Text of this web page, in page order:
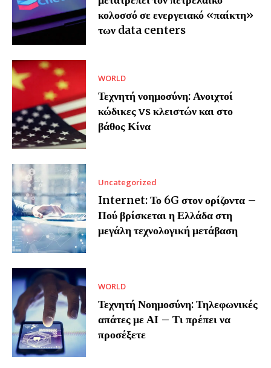
κολοσσό σε ενεργειακό «παίκτη»
των data centers
WORLD
Τεχνητή νοημοσύνη: Ανοιχτοί
κώδικες vs κλειστών και στο
βάθος Κίνα
Uncategorized
Internet: Το 6G στον ορίζοντα –
Πού βρίσκεται η Ελλάδα στη
μεγάλη τεχνολογική μετάβαση
WORLD
Τεχνητή Νοημοσύνη: Τηλεφωνικές
απάτες με ΑΙ – Τι πρέπει να
προσέξετε